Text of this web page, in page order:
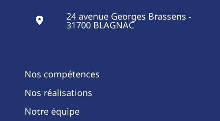
24 avenue Georges Brassens -
31700 BLAGNAC
Nos compétences
Nos réalisations
Notre équipe